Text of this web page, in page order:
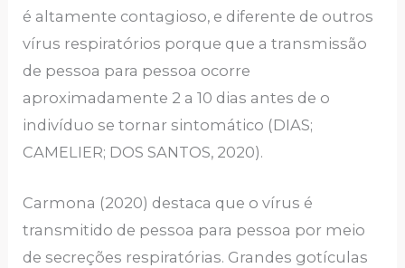
é altamente contagioso, e diferente de outros
vírus respiratórios porque que a transmissão
de pessoa para pessoa ocorre
aproximadamente 2 a 10 dias antes de o
indivíduo se tornar sintomático (DIAS;
CAMELIER; DOS SANTOS, 2020).
Carmona (2020) destaca que o vírus é
transmitido de pessoa para pessoa por meio
de secreções respiratórias. Grandes gotículas